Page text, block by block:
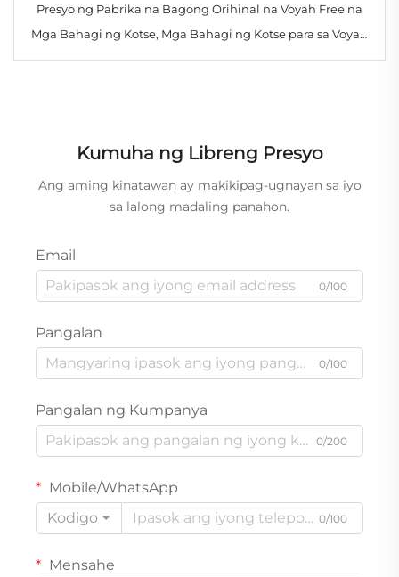
Presyo ng Pabrika na Bagong Orihinal na Voyah Free na
Mga Bahagi ng Kotse, Mga Bahagi ng Kotse para sa Voyah
Free, Mga Kagamitan
Kumuha ng Libreng Presyo
Ang aming kinatawan ay makikipag-ugnayan sa iyo
sa lalong madaling panahon.
Email
0/100
Pangalan
0/100
Pangalan ng Kumpanya
0/200
Mobile/WhatsApp
Kodigo
0/100
Mensahe